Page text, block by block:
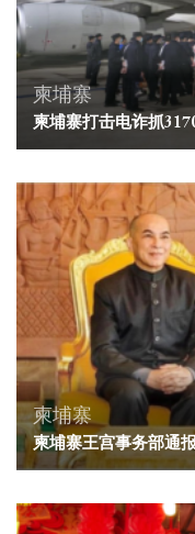
柬埔寨
柬埔寨打击电诈抓
柬埔寨
柬埔寨王宫事务部通